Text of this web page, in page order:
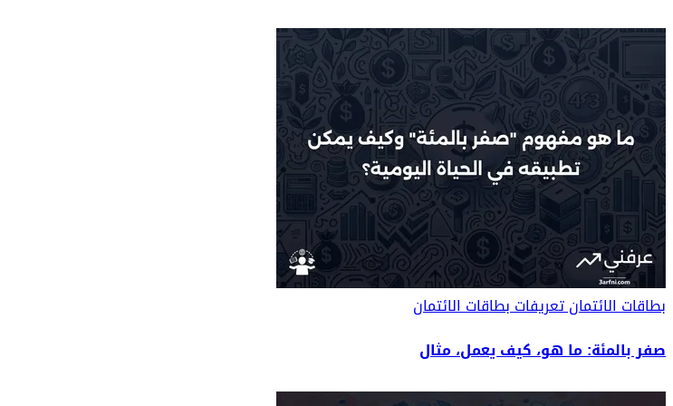
بطاقات الائتمانتعريفات بطاقات الائتمان
صفر بالمئة: ما هو، كيف يعمل، مثال